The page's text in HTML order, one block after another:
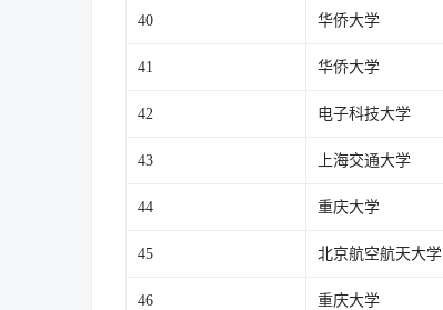
40 华侨大学
41 华侨大学
42 电子科技大学
43 上海交通大学
44 重庆大学
45 北京航空航天大学
46 重庆大学